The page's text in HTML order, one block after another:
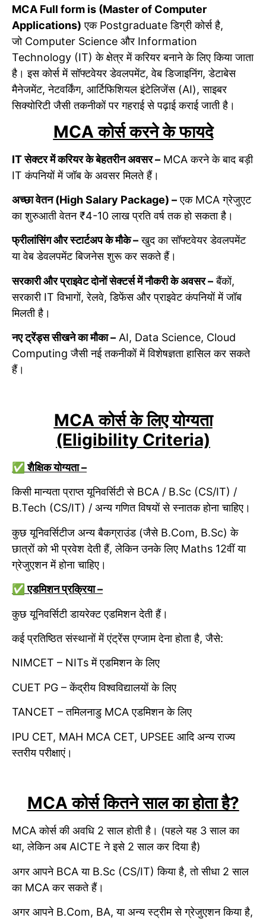
MCA Full form is (Master of Computer
Applications) एक Postgraduate डिग्री कोर्स है,
जो Computer Science और Information
Technology (IT) के क्षेत्र में करियर बनाने के लिए किया जाता
है। इस कोर्स में सॉफ्टवेयर डेवलपमेंट, वेब डिजाइनिंग, डेटाबेस
मैनेजमेंट, नेटवर्किंग, आर्टिफिशियल इंटेलिजेंस (AI), साइबर
सिक्योरिटी जैसी तकनीकों पर गहराई से पढ़ाई कराई जाती है।
MCA कोर्स करने के फायदे
IT सेक्टर में करियर के बेहतरीन अवसर – MCA करने के बाद बड़ी
IT कंपनियों में जॉब के अवसर मिलते हैं।
अच्छा वेतन (High Salary Package) –एक MCA ग्रेजुएट
का शुरुआती वेतन ₹4-10 लाख प्रति वर्ष तक हो सकता है।
फ्रीलांसिंग और स्टार्टअप के मौके –खुद का सॉफ्टवेयर डेवलपमेंट
या वेब डेवलपमेंट बिजनेस शुरू कर सकते हैं।
सरकारी और प्राइवेट दोनों सेक्टर्स में नौकरी के अवसर –बैंकों,
सरकारी IT विभागों, रेलवे, डिफेंस और प्राइवेट कंपनियों में जॉब
मिलती है।
नए ट्रेंड्स सीखने का मौका – AI, Data Science, Cloud
Computing जैसी नई तकनीकों में विशेषज्ञता हासिल कर सकते
हैं।
MCA कोर्स के लिए योग्यता
(Eligibility Criteria)
✅ शैक्षिक योग्यता –
किसी मान्यता प्राप्त यूनिवर्सिटी से BCA / B.Sc (CS/IT) /
B.Tech (CS/IT) / अन्य गणित विषयों से स्नातक होना चाहिए।
कुछ यूनिवर्सिटीज अन्य बैकग्राउंड (जैसे B.Com, B.Sc) के
छात्रों को भी प्रवेश देती हैं, लेकिन उनके लिए Maths 12वीं या
ग्रेजुएशन में होना चाहिए।
✅ एडमिशन प्रक्रिया –
कुछ यूनिवर्सिटी डायरेक्ट एडमिशन देती हैं।
कई प्रतिष्ठित संस्थानों में एंट्रेंस एग्जाम देना होता है, जैसे:
NIMCET – NITs में एडमिशन के लिए
CUET PG – केंद्रीय विश्वविद्यालयों के लिए
TANCET – तमिलनाडु MCA एडमिशन के लिए
IPU CET, MAH MCA CET, UPSEE आदि अन्य राज्य
स्तरीय परीक्षाएं।
MCA कोर्स कितने साल का होता है?
MCA कोर्स की अवधि 2 साल होती है। (पहले यह 3 साल का
था, लेकिन अब AICTE ने इसे 2 साल कर दिया है)
अगर आपने BCA या B.Sc (CS/IT) किया है, तो सीधा 2 साल
का MCA कर सकते हैं।
अगर आपने B.Com, BA, या अन्य स्ट्रीम से ग्रेजुएशन किया है,